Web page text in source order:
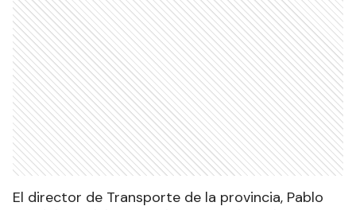
El director de Transporte de la provincia, Pablo